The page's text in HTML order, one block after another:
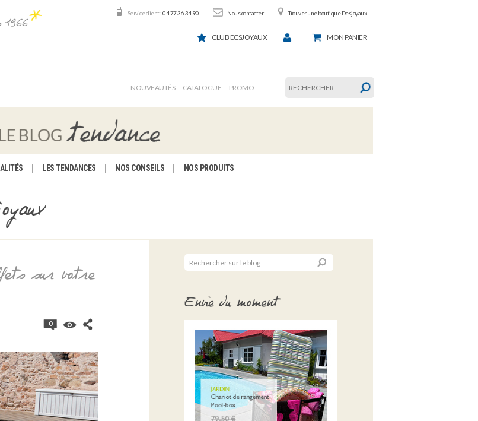
1966
Service client :04 77 36 34 90 Nous contacter Trouver une boutique Desjoyaux
CLUB DESJOYAUX MONPANIER
NOUVEAUTÉS CATALOGUE PROMO
LES TENDANCES NOS CONSEILS NOS PRODUITS
sur votre
0
Envie du moment